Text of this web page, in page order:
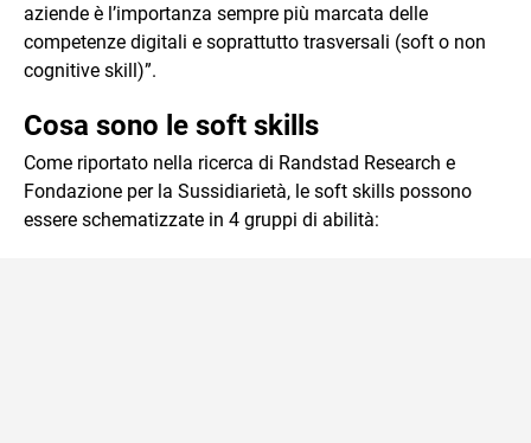
aziende è l’importanza sempre più marcata delle
competenze digitali e soprattutto trasversali (soft o non
cognitive skill)”.
Cosa sono le soft skills
Come riportato nella ricerca di Randstad Research e
Fondazione per la Sussidiarietà, le soft skills possono
essere schematizzate in 4 gruppi di abilità: